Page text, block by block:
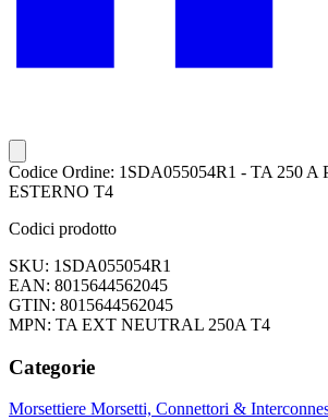
Codice Ordine: 1SDA055054R1 - TA 250 A
ESTERNO T4
Codici prodotto
SKU: 1SDA055054R1
EAN: 8015644562045
GTIN: 8015644562045
MPN: TA EXT NEUTRAL 250A T4
Categorie
Morsettiere Morsetti, Connettori &